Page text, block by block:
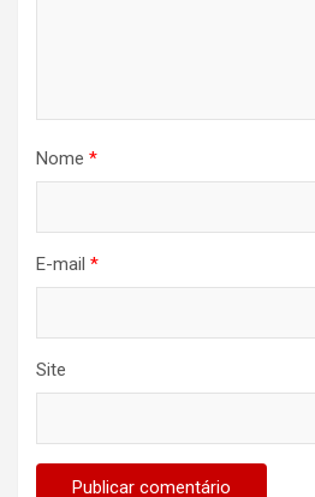
Nome *
E-mail *
Site